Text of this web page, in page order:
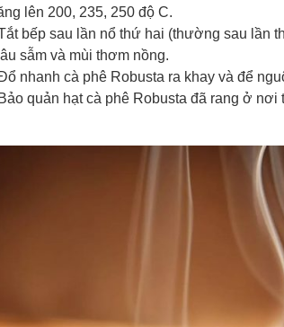
lên 200, 235, 250 độ C.
bếp sau lần nổ thứ hai (thường sau lần
sẫm và mùi thơm nồng.
nhanh cà phê Robusta ra khay và để
quản hạt cà phê Robusta đã rang ở